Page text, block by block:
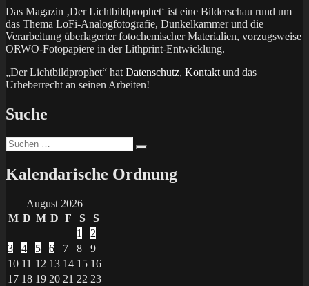
Das Magazin ‚Der Lichtbildprophet‘ ist eine Bilderschau rund um
das Thema LoFi-Analogfotografie, Dunkelkammer und die
Verarbeitung überlagerter fotochemischer Materialien, vorzugsweise
ORWO-Fotopapiere in der Lithprint-Entwicklung.
„Der Lichtbildprophet“ hat Datenschutz, Kontakt und das
Urheberrecht an seinen Arbeiten!
Suche
Suchen
nach:
Kalendarische Ordnung
August 2026
M D M D F S
S
1
2
3
4 5 6 7 8
9
10 11 12 13 14 15 16
17 18 19 20 21 22 23